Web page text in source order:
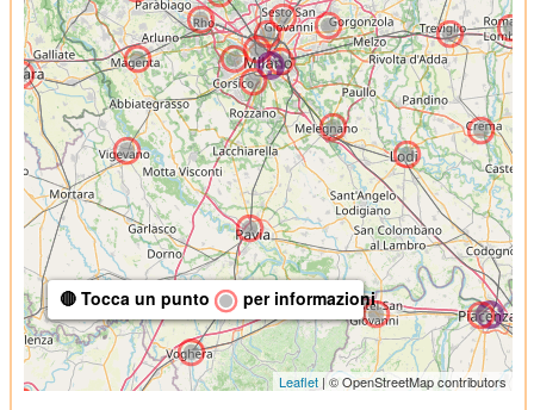
🔴 Tocca un punto per informazioni
Leaflet | © OpenStreetMap contributors